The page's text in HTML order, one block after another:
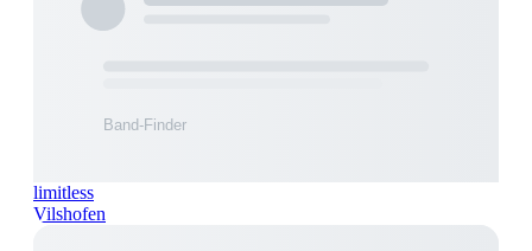
limitless
Vilshofen